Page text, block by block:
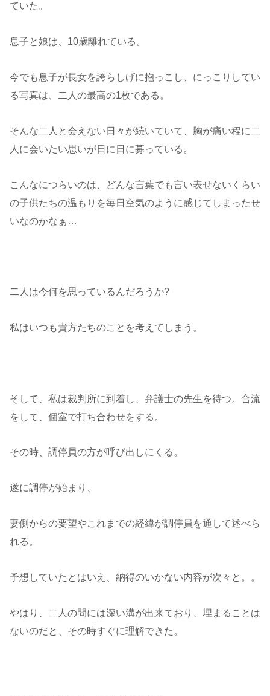
ていた。
息子と娘は、10歳離れている。
今でも息子が長女を誇らしげに抱っこし、にっこりしてい
る写真は、二人の最高の1枚である。
そんな二人と会えない日々が続いていて、胸が痛い程に二
人に会いたい思いが日に日に募っている。
こんなにつらいのは、どんな言葉でも言い表せないくらい
の子供たちの温もりを毎日空気のように感じてしまったせ
いなのかなぁ…
二人は今何を思っているんだろうか?
私はいつも貴方たちのことを考えてしまう。
そして、私は裁判所に到着し、弁護士の先生を待つ。合流
をして、個室で打ち合わせをする。
その時、調停員の方が呼び出しにくる。
遂に調停が始まり、
妻側からの要望やこれまでの経緯が調停員を通して述べら
れる。
予想していたとはいえ、納得のいかない内容が次々と。。
やはり、二人の間には深い溝が出来ており、埋まることは
ないのだと、その時すぐに理解できた。